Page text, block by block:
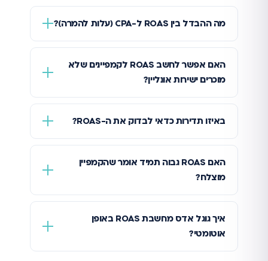
מה ההבדל בין ROAS ל-CPA (עלות להמרה)?
האם אפשר לחשב ROAS לקמפיינים שלא
מוכרים ישירות אונליין?
באיזו תדירות כדאי לבדוק את ה-ROAS?
האם ROAS גבוה תמיד אומר שהקמפיין
מוצלח?
איך גוגל אדס מחשבת ROAS באופן
אוטומטי?